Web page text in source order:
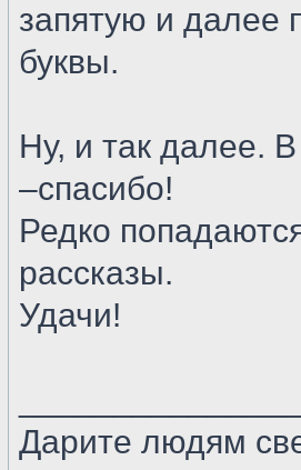
запятую и далее
буквы.
Ну, и так далее.
–спасибо!
Редко
рассказы.
Удачи!
Дарите людям